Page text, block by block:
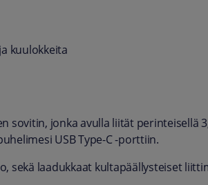
kuulokkeita
sovitin, jonka avulla liität perinteisellä
USB Type-C -porttiin.
sekä laadukkaat kultapäällysteiset